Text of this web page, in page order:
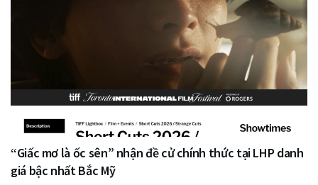
“Giấc mơ là ốc sên” nhận đề cử chính thức tại LHP danh
giá bậc nhất Bắc Mỹ